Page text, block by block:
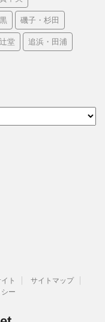
磯子・杉田
堂 追浜・田浦
ト
サイトマップ
ー